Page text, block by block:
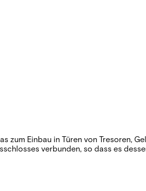
zum Einbau in Türen von Tresoren,
verbunden, so dass es